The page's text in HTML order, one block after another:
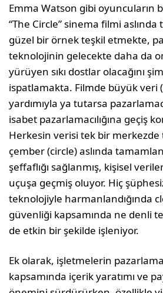
Emma Watson gibi oyuncuların
“The Circle” sinema filmi
güzel bir örnek teşkil etmekte,
teknolojinin gelecekte daha da
yürüyen sıkı dostlar olacağını
ispatlamakta. Filmde büyük veri
yardımıyla ya tutarsa
isabet pazarlamacılığına geçiş
Herkesin verisi tek bir merkezde
çember (circle) aslında
şeffaflığı sağlanmış, kişisel
uçuşa geçmiş oluyor. Hiç
teknolojiyle harmanlandığında
güvenliği kapsamında ne denli
de etkin bir şekilde işleniyor.
Ek olarak, işletmelerin
kapsamında içerik yaratımı ve